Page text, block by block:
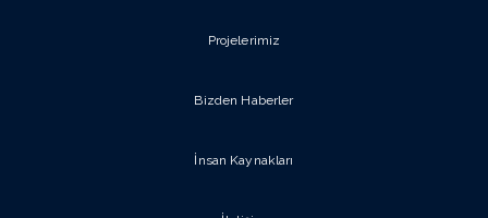
Projelerimiz
Bizden Haberler
İnsan Kaynakları